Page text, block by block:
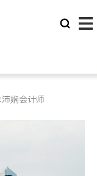
沛娴会计师